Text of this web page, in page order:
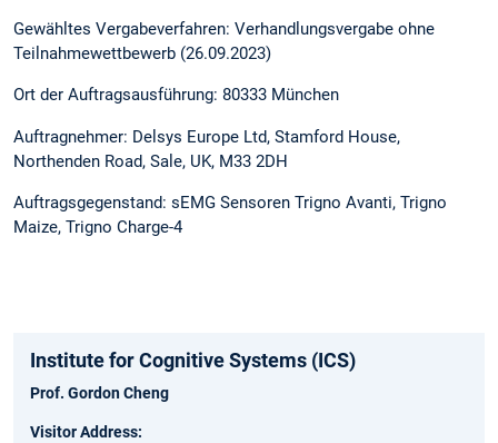
Gewähltes Vergabeverfahren: Verhandlungsvergabe ohne
Teilnahmewettbewerb (26.09.2023)
Ort der Auftragsausführung: 80333 München
Auftragnehmer: Delsys Europe Ltd, Stamford House,
Northenden Road, Sale, UK, M33 2DH
Auftragsgegenstand: sEMG Sensoren Trigno Avanti, Trigno
Maize, Trigno Charge-4
Institute for Cognitive Systems (ICS)
Prof. Gordon Cheng
Visitor Address: